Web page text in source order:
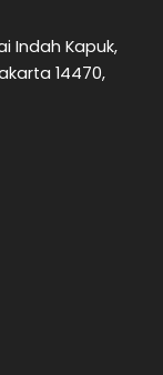
Indah Kapuk,
14470,